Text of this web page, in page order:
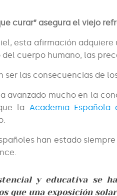
curar” asegura el viejo
esta afirmación
cuerpo humano, las
ser las consecuencias de
avanzado mucho en la
la Academia Española
han estado
y educativa se
que una exposición